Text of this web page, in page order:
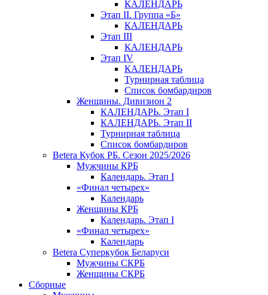
КАЛЕНДАРЬ
Этап II. Группа «Б»
КАЛЕНДАРЬ
Этап III
КАЛЕНДАРЬ
Этап IV
КАЛЕНДАРЬ
Турнирная таблица
Список бомбардиров
Женщины. Дивизион 2
КАЛЕНДАРЬ. Этап I
КАЛЕНДАРЬ. Этап II
Турнирная таблица
Список бомбардиров
Betera Кубок РБ. Сезон 2025/2026
Мужчины КРБ
Календарь. Этап I
«Финал четырех»
Календарь
Женщины КРБ
Календарь. Этап I
«Финал четырех»
Календарь
Betera Суперкубок Беларуси
Мужчины СКРБ
Женщины СКРБ
Сборные